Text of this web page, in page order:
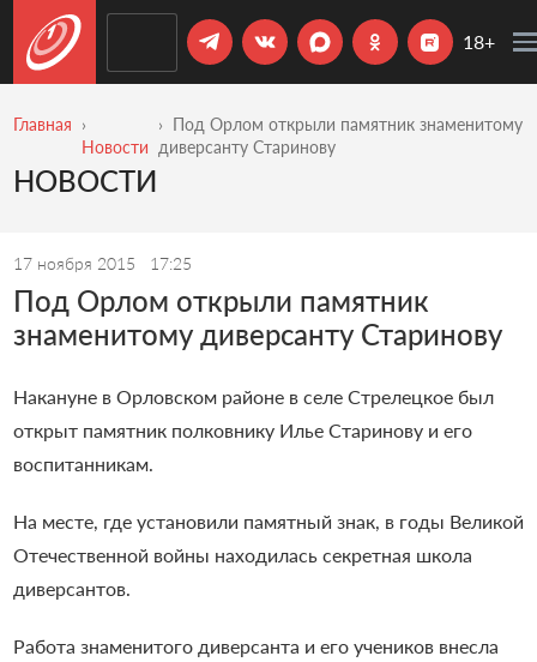
18+
Главная
Новости
Под Орлом открыли памятник знаменитому
диверсанту Старинову
НОВОСТИ
17 ноября 2015 17:25
Под Орлом открыли памятник
знаменитому диверсанту Старинову
Накануне в Орловском районе в селе Стрелецкое был
открыт памятник полковнику Илье Старинову и его
воспитанникам.
На месте, где установили памятный знак, в годы Великой
Отечественной войны находилась секретная школа
диверсантов.
Работа знаменитого диверсанта и его учеников внесла